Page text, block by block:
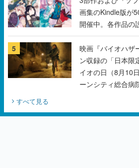
画集のKindle版が
開催中。各作品の
の数々をふんだん
5
映画『バイオハザ
ン収録の「日本限
イオの日（8月10
ーンシティ総合病
すべて見る